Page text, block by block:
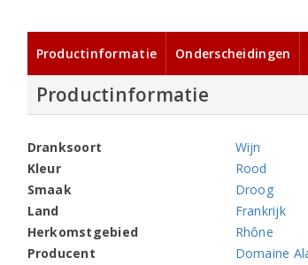
Productinformatie Onderscheidingen
Productinformatie
Dranksoort
Wijn
Kleur
Rood
Smaak
Droog
Land
Frankrijk
Herkomstgebied
Rhône
Producent
Domaine